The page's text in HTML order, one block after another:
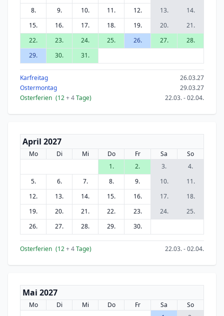
8.
9. 10. 11. 12. 13.
14.
15.
16. 17. 18. 19. 20.
21.
22.
23. 24. 25. 26. 27.
28.
29.
30. 31.
Karfreitag
26.03.27
Ostermontag
29.03.27
Osterferien (12+ 4Tage) 22.03. - 02.04.
April 2027
Mo Di Mi Do Fr Sa
So
1.
2. 3.
4.
5.
6. 7. 8. 9. 10.
11.
12.
13. 14. 15. 16. 17.
18.
19.
20. 21. 22. 23. 24.
25.
26.
27. 28. 29. 30.
Osterferien (12+ 4Tage) 22.03. - 02.04.
Mai 2027
Mo Di Mi Do Fr Sa
So